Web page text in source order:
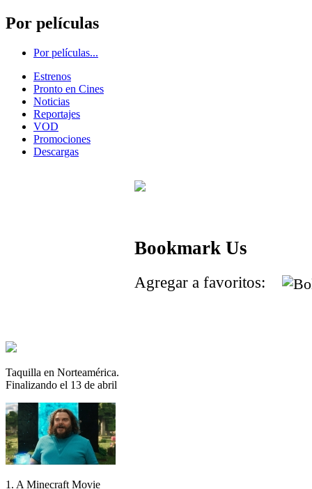
Por películas
Por películas...
Estrenos
Pronto en Cines
Noticias
Reportajes
VOD
Promociones
Descargas
Taquilla en Norteamérica.
Finalizando el 13 de abril
1. A Minecraft Movie
Bookmark Us
Agregar a favoritos: